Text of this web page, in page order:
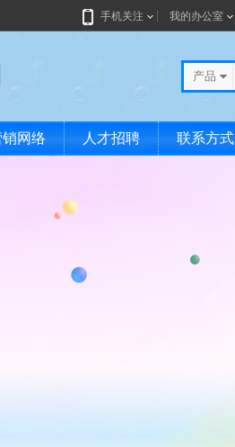
手机关注 我的办公室
产品
销网络 人才招聘 联系方式